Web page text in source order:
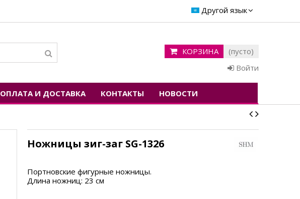
Другой язык
КОРЗИНА
(пусто)
Войти
ОПЛАТА И ДОСТАВКА КОНТАКТЫ НОВОСТИ
Ножницы зиг-заг SG-1326
Портновские фигурные ножницы.
Длина ножниц: 23 см